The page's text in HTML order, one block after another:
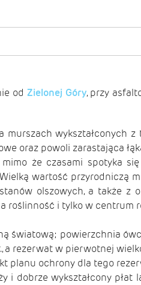
od Zielonej Góry, przy
murszach wykształconych z
oraz powoli zarastająca
że czasami spotyka
wartość przyrodniczą
olszowych, a także z
roślinność i tylko w centrum
światową; powierzchnia
a rezerwat w pierwotnej
planu ochrony dla tego
dobrze wykształcony płat